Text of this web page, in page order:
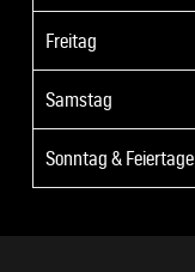
Freitag
Samstag
Sonntag & Feiertage